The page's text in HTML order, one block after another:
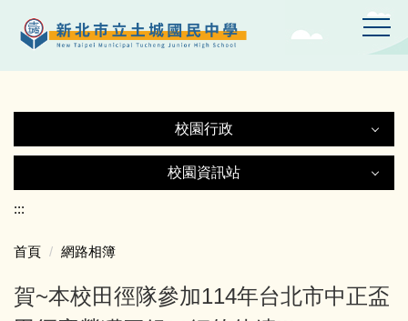
到
要
容
校園行政
校園資訊站
:::
首頁 網路相簿
賀~本校田徑隊參加114年台北市中正盃